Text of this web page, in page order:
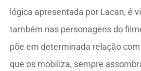
lógica apresentada por Lacan, é
também nas personagens do
põe em determinada relação
que os mobiliza, sempre